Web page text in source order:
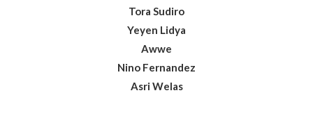
Tora Sudiro
Yeyen Lidya
Awwe
Nino Fernandez
Asri Welas